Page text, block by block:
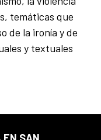
temáticas que
de la ironía y de
y textuales